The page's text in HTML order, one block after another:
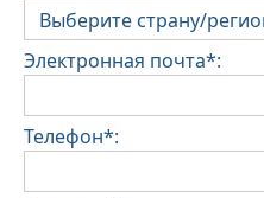
Электронная почта*:
Телефон*: